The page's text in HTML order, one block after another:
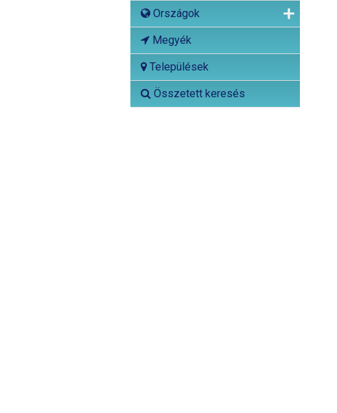
Országok
Megyék
Települések
Összetett keresés